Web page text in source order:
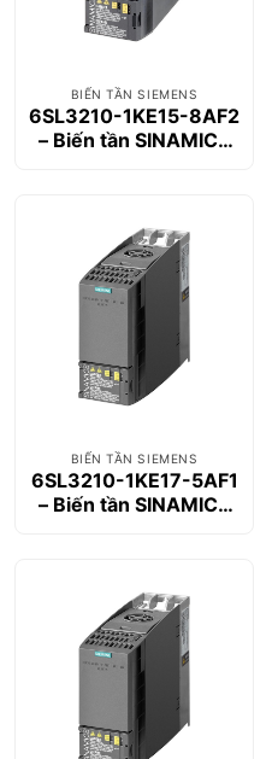
BIẾN TẦN SIEMENS
6SL3210-1KE15-8AF2
– Biến tần SINAMICS
BIẾN TẦN SIEMENS
6SL3210-1KE17-5AF1
– Biến tần SINAMICS